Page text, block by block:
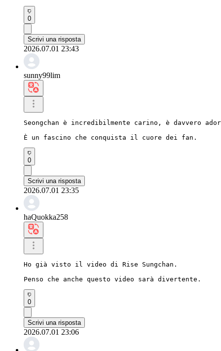
0
Scrivi una risposta
2026.07.01 23:43
sunny99lim
Seongchan è incredibilmente carino, è davvero
È un fascino che conquista il cuore dei fan.
0
Scrivi una risposta
2026.07.01 23:35
haQuokka258
Ho già visto il video di Rise Sungchan.
Penso che anche questo video sarà divertente.
0
Scrivi una risposta
2026.07.01 23:06